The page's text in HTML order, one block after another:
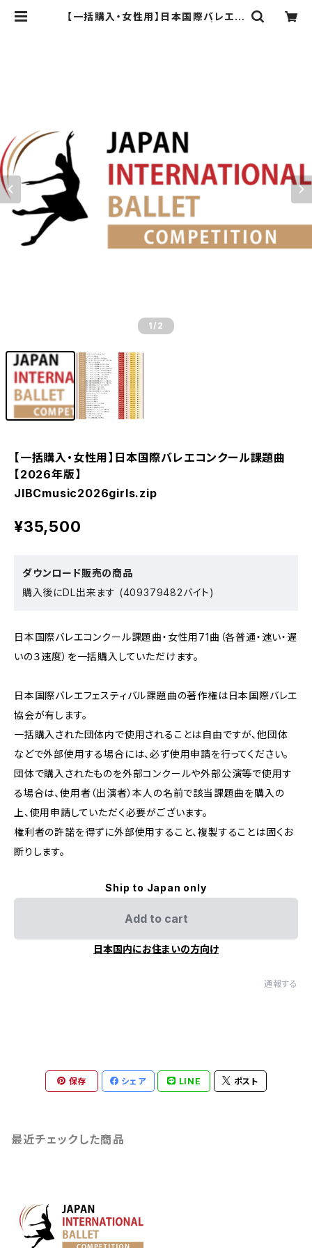
【一括購入・女性用】日本国際バレエコ
1 /2
【一括購入・女性用】日本国際バレエコンクール課題曲
【2026年版】
JIBCmusic2026girls.zip
¥35,500
ダウンロード販売の商品
購入後にDL出来ます (409379482バイト)
日本国際バレエコンクール課題曲・女性用71曲（各普通・速い・遅
いの３速度）を一括購入していただけます。
日本国際バレエフェスティバル課題曲の著作権は日本国際バレエ
協会が有します。
一括購入された団体内で使用されることは自由ですが、他団体
などで外部使用する場合には、必ず使用申請を行ってください。
団体で購入されたものを外部コンクールや外部公演等で使用す
る場合は、使用者（出演者）本人の名前で該当課題曲を購入の
上、使用申請していただく必要がございます。
権利者の許諾を得ずに外部使用すること、複製することは固くお
断りします。
Ship to Japan only
Add to cart
日本国内にお住まいの方向け
通報する
保存 シェア LINE ポスト
最近チェックした商品